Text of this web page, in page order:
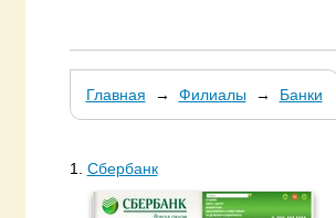
Главная → Филиалы→ Банки
1. Сбербанк